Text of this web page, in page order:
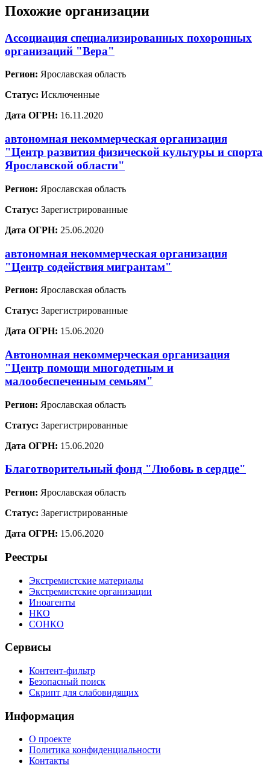
Похожие организации
Ассоциация специализированных похоронных
организаций "Вера"
Регион: Ярославская область
Статус: Исключенные
Дата ОГРН: 16.11.2020
автономная некоммерческая организация
"Центр развития физической культуры и спорта
Ярославской области"
Регион: Ярославская область
Статус: Зарегистрированные
Дата ОГРН: 25.06.2020
автономная некоммерческая организация
"Центр содействия мигрантам"
Регион: Ярославская область
Статус: Зарегистрированные
Дата ОГРН: 15.06.2020
Автономная некоммерческая организация
"Центр помощи многодетным и
малообеспеченным семьям"
Регион: Ярославская область
Статус: Зарегистрированные
Дата ОГРН: 15.06.2020
Благотворительный фонд "Любовь в сердце"
Регион: Ярославская область
Статус: Зарегистрированные
Дата ОГРН: 15.06.2020
Реестры
Экстремистские материалы
Экстремистские организации
Иноагенты
НКО
СОНКО
Сервисы
Контент-фильтр
Безопасный поиск
Скрипт для слабовидящих
Информация
О проекте
Политика конфиденциальности
Контакты